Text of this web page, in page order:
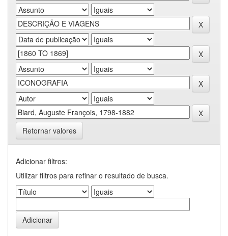
Retornar valores
Adicionar filtros:
Utilizar filtros para refinar o resultado de busca.